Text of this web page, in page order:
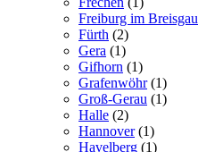
Freiburg im Breisgau
Fürth (2)
Gera (1)
Gifhorn (1)
Grafenwöhr(1)
Groß-Gerau (1)
Halle (2)
Hannover(1)
Havelberg (1)